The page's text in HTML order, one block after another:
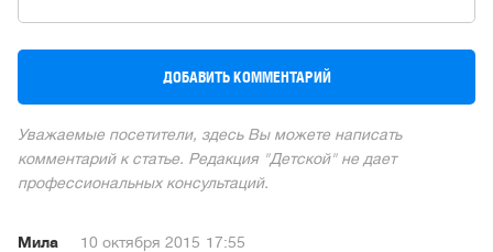
Уважаемые посетители, здесь Вы можете написать
комментарий к статье. Редакция "Детской" не дает
профессиональных консультаций.
Мила 10 октября 2015 17:55